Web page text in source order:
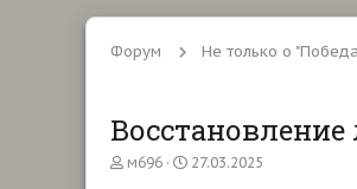
Форум Не только о
А
м696
Д
27.03.2025